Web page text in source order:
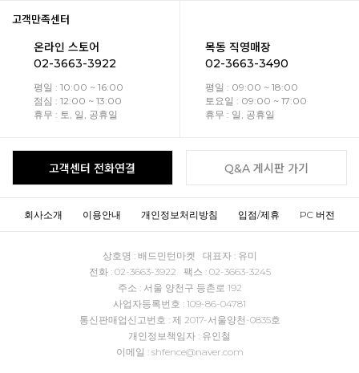
고객만족센터
온라인 스토어
02-3663-3922
평일 : 10:00 ~ 16:00
점심 : 12:00 ~ 13:00
휴무 : 토, 일, 공휴일
목동 직영매장
02-3663-3490
평일 : 09:00 ~ 18:00
토요일 : 09:00 ~ 17:00
휴무 : 일, 공휴일
고객센터 전화연결 Q&A 게시판 가기
회사소개 이용안내 개인정보처리방침 입점/제휴 PC 버전
상호명 : 배드민턴마켓 대표자 : 유미
전화 : 02-3663-3922 팩스 : 02-3663-3245
주소 : 서울 양천구 등촌로 192
사업자등록번호 : 109-86-04781
통신판매업신고번호 : 제 2017-서울양천-0835호
개인정보책임자 : 유인철
이메일 : shfence@naver.com